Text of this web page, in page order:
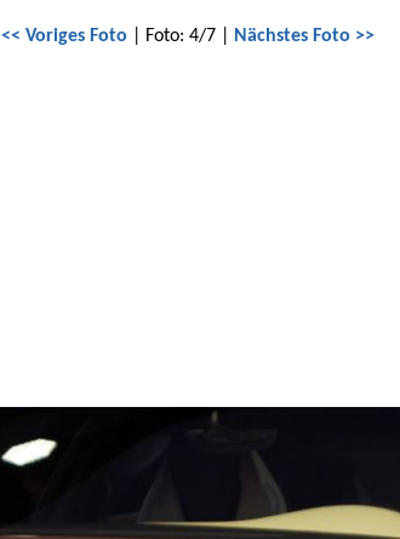
<< Voriges Foto | Foto: 4/7 | Nächstes Foto >>